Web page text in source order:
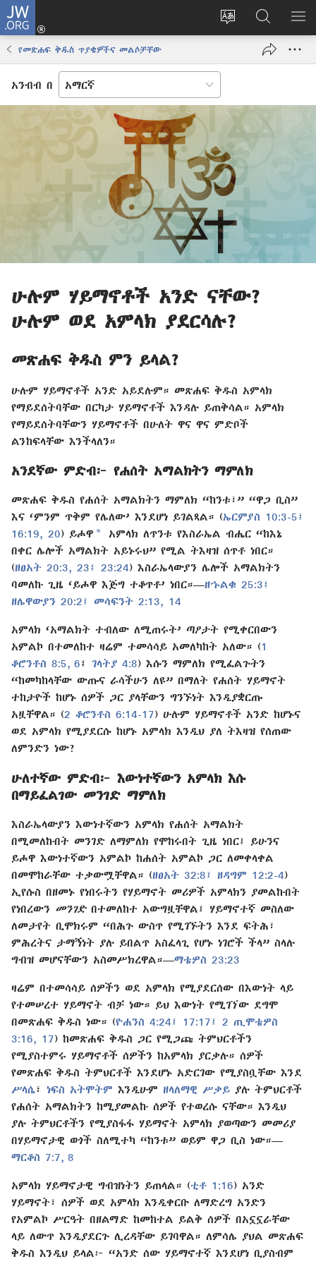
JW.ORG
የድረ
ግባ
(አዲስ
JW.ORG
ላይ
መፈለጊያ
የመጽሐፍ ቅዱስ ጥያቄዎችና መልሶቻቸው
አንብብ በ
ሁሉም ሃይማኖቶች አንድ ናቸው?
ሁሉም ወደ አምላክ ያደርሳሉ?
መጽሐፍ ቅዱስ ምን ይላል?
ሁሉም ሃይማኖቶች አንድ አይደሉም። መጽሐፍ ቅዱስ አምላክ
የማይደሰትባቸው በርካታ ሃይማኖቶች እንዳሉ ይጠቅሳል። አምላክ
የማይደሰትባቸውን ሃይማኖቶች በሁለት ዋና ዋና ምድቦች
ልንከፍላቸው እንችላለን።
አንደኛው ምድብ፦ የሐሰት አማልክትን ማምለክ
መጽሐፍ ቅዱስ የሐሰት አማልክትን ማምለክ “ከንቱ፣” “ዋጋ ቢስ”
እና ‘ምንም ጥቅም የሌለው’ እንደሆነ ይገልጻል። (ኤርምያስ 10:3-5፤
16:19, 20) ይሖዋ a
አምላክ ለጥንቱ የእስራኤል ብሔር “ከእኔ
በቀር ሌሎች አማልክት አይኑሩህ” የሚል ትእዛዝ ሰጥቶ ነበር።
(ዘፀአት 20:3, 23፤ 23:24) እስራኤላውያን ሌሎች አማልክትን
ባመለኩ ጊዜ ‘ይሖዋ እጅግ ተቆጥቶ’ ነበር።—ዘኁልቁ 25:3፤
ዘሌዋውያን 20:2፤
መሳፍንት 2:13, 14
አምላክ ‘አማልክት ተብለው ለሚጠሩት’ ጣዖታት የሚቀርበውን
አምልኮ በተመለከተ ዛሬም ተመሳሳይ አመለካከት አለው። (1
ቆሮንቶስ 8:5, 6፤ ገላትያ 4:8) እሱን ማምለክ የሚፈልጉትን
“ከመካከላቸው ውጡና ራሳችሁን ለዩ” በማለት የሐሰት ሃይማኖት
ተከታዮች ከሆኑ ሰዎች ጋር ያላቸውን ግንኙነት እንዲያቋርጡ
አዟቸዋል። (2 ቆሮንቶስ 6:14-17) ሁሉም ሃይማኖቶች አንድ ከሆኑና
ወደ አምላክ የሚያደርሱ ከሆኑ አምላክ እንዲህ ያለ ትእዛዝ የሰጠው
ለምንድን ነው?
ሁለተኛው ምድብ፦ እውነተኛውን አምላክ እሱ
በማይፈልገው መንገድ ማምለክ
እስራኤላውያን እውነተኛውን አምላክ የሐሰት አማልክት
በሚመለኩበት መንገድ ለማምለክ የሞከሩበት ጊዜ ነበር፤ ይሁንና
ይሖዋ እውነተኛውን አምልኮ ከሐሰት አምልኮ ጋር ለመቀላቀል
በመሞከራቸው ተቃውሟቸዋል። (ዘፀአት 32:8፤ ዘዳግም 12:2-4)
ኢየሱስ በዘመኑ የነበሩትን የሃይማኖት መሪዎች አምላክን ያመልኩበት
የነበረውን መንገድበተመለከተ አውግዟቸዋል፤ ሃይማኖተኛ መስለው
ለመታየት ቢሞክሩም “በሕጉ ውስጥ የሚገኙትን እንደ ፍትሕ፣
ምሕረትና ታማኝነት ያሉ ይበልጥ አስፈላጊ የሆኑ ነገሮች ችላ” ስላሉ
ግብዝ መሆናቸውን አስመሥክረዋል።—ማቴዎስ 23:23
ዛሬም በተመሳሳይ ሰዎችን ወደ አምላክ የሚያደርሰው በእውነት ላይ
የተመሠረተ ሃይማኖት ብቻ ነው። ይህ እውነት የሚገኘው ደግሞ
በመጽሐፍ ቅዱስ ነው። (ዮሐንስ 4:24፤ 17:17፤ 2 ጢሞቴዎስ
3:16, 17) ከመጽሐፍ ቅዱስ ጋር የሚጋጩ ትምህርቶችን
የሚያስተምሩ ሃይማኖቶች ሰዎችን ከአምላክ ያርቃሉ። ሰዎች
የመጽሐፍ ቅዱስ ትምህርቶች እንደሆኑ አድርገው የሚያስቧቸው እንደ
ሥላሴ፣ ነፍስ አትሞትም እንዲሁም ዘላለማዊ ሥቃይ ያሉ ትምህርቶች
የሐሰት አማልክትን ከሚያመልኩ ሰዎች የተወረሱ ናቸው። እንዲህ
ያሉ ትምህርቶችን የሚያስፋፋ ሃይማኖት አምላክ ያወጣውን መመሪያ
በሃይማኖታዊ ወጎች ስለሚተካ “ከንቱ” ወይም ዋጋ ቢስ ነው።—
ማርቆስ 7:7, 8
አምላክ ሃይማኖታዊ ግብዝነትን ይጠላል። (ቲቶ 1:16) አንድ
ሃይማኖት፣ ሰዎች ወደ አምላክ እንዲቀርቡ ለማድረግ አንድን
የአምልኮ ሥርዓት በዘልማድ ከመከተል ይልቅ ሰዎች በአኗኗራቸው
ላይ ለውጥ እንዲያደርጉ ሊረዳቸው ይገባዋል። ለምሳሌ ያህል መጽሐፍ
ቅዱስ እንዲህ ይላል፦ “አንድ ሰው ሃይማኖተኛ እንደሆነ ቢያስብም